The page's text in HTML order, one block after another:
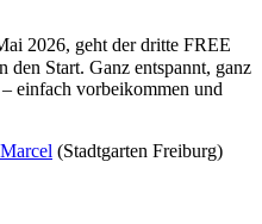
2026, geht der dritte FREE
Start. Ganz entspannt, ganz
einfach vorbeikommen und
(Stadtgarten Freiburg)